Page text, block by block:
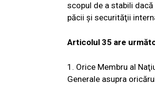
scopul de a stabili
păcii şi securităţii
Articolul 35 are
1. Orice Membru al
Generale asupra